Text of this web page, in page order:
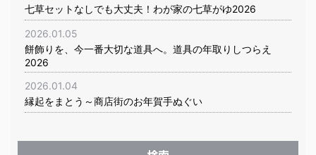
七草セットなしでも大丈夫！わが家の七草がゆ2026
2026.01.05
餅飾りを、今一番大切な道具へ。道具の年取りしつらえ
2026
2026.01.04
縁起をまとう～商店街のお年賀手ぬぐい